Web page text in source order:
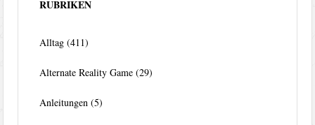
RUBRIKEN
Alltag (411)
Alternate Reality Game (29)
Anleitungen (5)